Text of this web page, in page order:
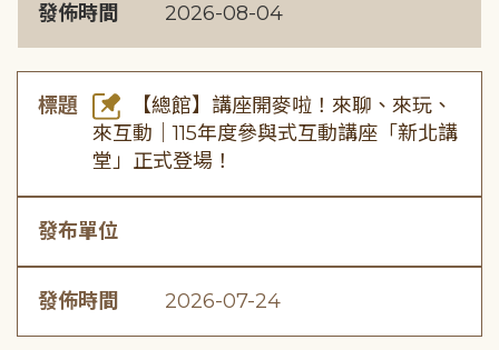
發佈時間 2026-08-04
標題
【總館】講座開麥啦！來聊、來玩、
來互動｜115年度參與式互動講座「新北講
堂」正式登場！
發布單位
發佈時間 2026-07-24